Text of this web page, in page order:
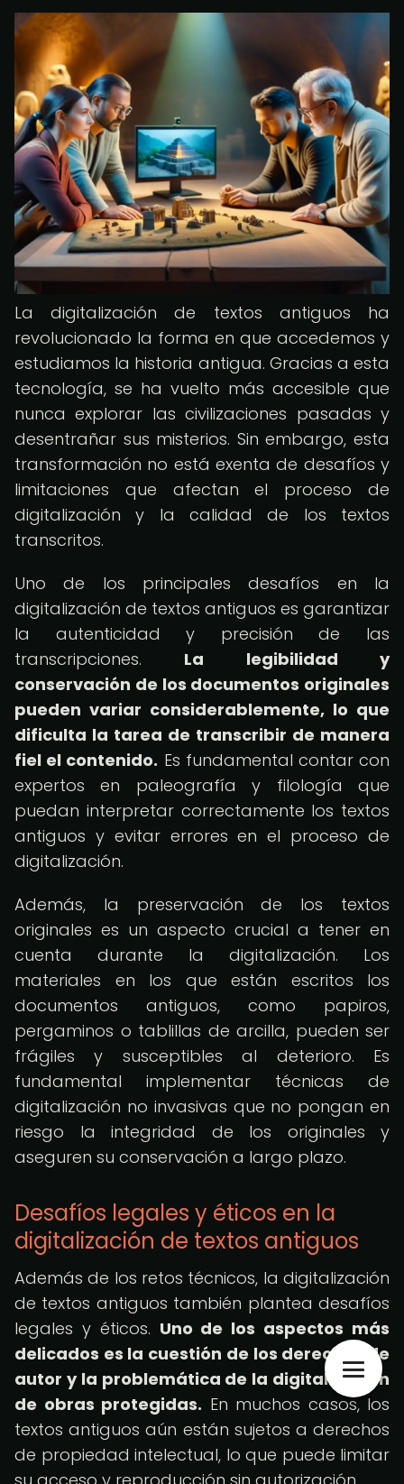
La digitalización de textos antiguos ha
revolucionado la forma en que accedemos y
estudiamos la historia antigua. Gracias a esta
tecnología, se ha vuelto más accesible que
nunca explorar las civilizaciones pasadas y
desentrañar sus misterios. Sin embargo, esta
transformación no está exenta de desafíos y
limitaciones que afectan el proceso de
digitalización y la calidad de los textos
transcritos.
Uno de los principales desafíos en la
digitalización de textos antiguos es garantizar
la autenticidad y precisión de las
transcripciones. La legibilidad y
conservación de los documentos originales
pueden variar considerablemente, lo que
dificulta la tarea de transcribir de manera
fiel el contenido. Es fundamental contar con
expertos en paleografía y filología que
puedan interpretar correctamente los textos
antiguos y evitar errores en el proceso de
digitalización.
Además, la preservación de los textos
originales es un aspecto crucial a tener en
cuenta durante la digitalización. Los
materiales en los que están escritos los
documentos antiguos, como papiros,
pergaminos o tablillas de arcilla, pueden ser
frágiles y susceptibles al deterioro. Es
fundamental implementar técnicas de
digitalización no invasivas que no pongan en
riesgo la integridad de los originales y
aseguren su conservación a largo plazo.
Desafíos legales y éticos en la
digitalización de textos antiguos
Además de los retos técnicos, la digitalización
de textos antiguos también plantea desafíos
legales y éticos. Uno de los aspectos más
delicados es la cuestión de los derechos de
autor y la problemática de la digitalización
de obras protegidas. En muchos casos, los
textos antiguos aún están sujetos a derechos
de propiedad intelectual, lo que puede limitar